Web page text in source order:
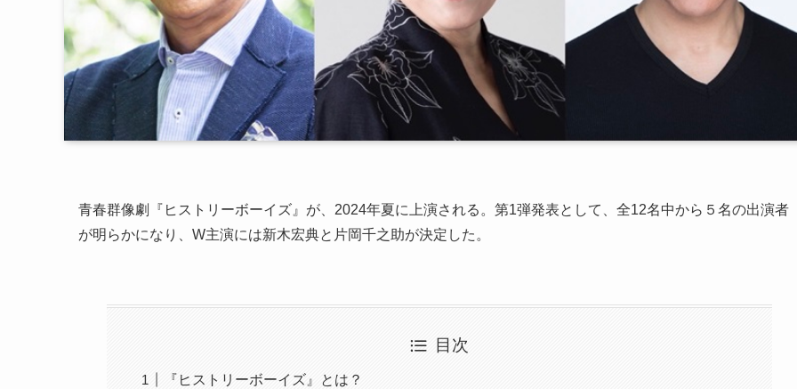
青春群像劇『ヒストリーボーイズ』が、2024年夏に上演される。第1弾発表として、全12名中から５名の出演者
が明らかになり、W主演には新木宏典と片岡千之助が決定した。
目次
『ヒストリーボーイズ』とは？